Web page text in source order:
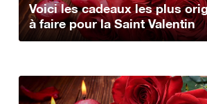
Voici les cadeaux les plus
à faire pour la Saint Valentin